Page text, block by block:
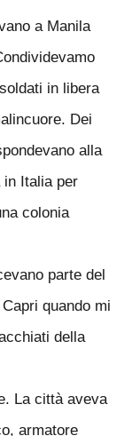
a Manila
in libera
Dei
alla
in Italia per
colonia
parte del
quando mi
della
La città aveva
armatore